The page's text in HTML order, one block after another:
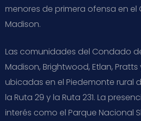
menores de primera ofensa en
Madison.
Las comunidades del Condado
Madison, Brightwood, Etlan,
ubicadas en el Piedemonte rural
la Ruta 29 y la Ruta 231. La
interés como el Parque Nacional